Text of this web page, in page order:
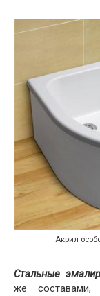
Акрил
Стальные
же